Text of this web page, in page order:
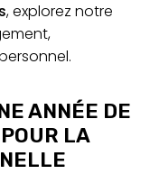
, explorez notre
ANNÉE DE
LA